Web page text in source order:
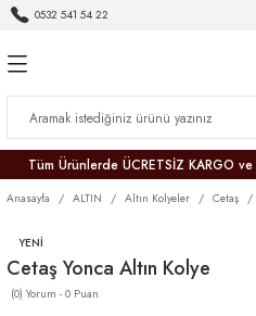
0532 541 54 22
Tüm Ürünlerde ÜCRETSİZ KARGO
Anasayfa ALTIN Altın Kolyeler Cetaş
YENİ
Cetaş Yonca Altın Kolye
(0) Yorum - 0 Puan